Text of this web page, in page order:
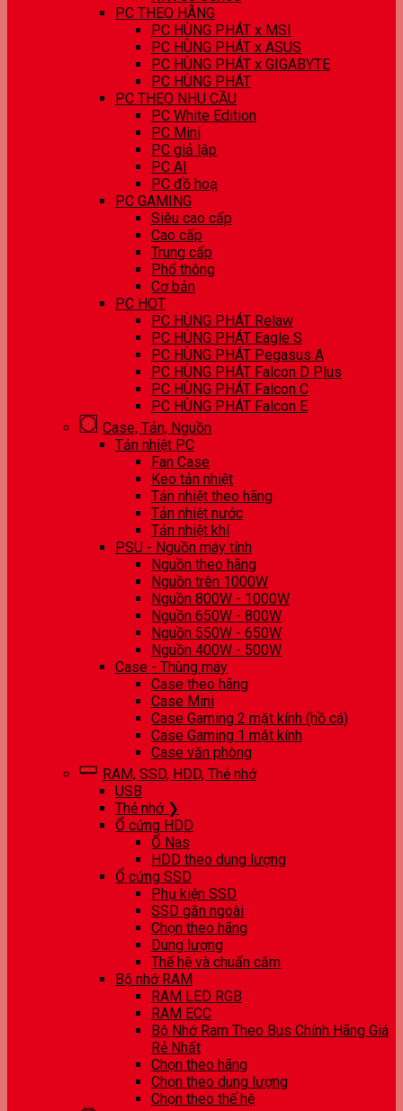
PC THEO HÃNG
PC HÙNG PHÁT x MSI
PC HÙNG PHÁT x ASUS
PC HÙNG PHÁT x GIGABYTE
PC HÙNG PHÁT
PC THEO NHU CẦU
PC White Edition
PC Mini
PC giả lập
PC AI
PC đồ hoạ
PC GAMING
Siêu cao cấp
Cao cấp
Trung cấp
Phổ thông
Cơ bản
PC HOT
PC HÙNG PHÁT Relaw
PC HÙNG PHÁT Eagle S
PC HÙNG PHÁT Pegasus A
PC HÙNG PHÁT Falcon D Plus
PC HÙNG PHÁT Falcon C
PC HÙNG PHÁT Falcon E
Case, Tản, Nguồn
Tản nhiệt PC
Fan Case
Keo tản nhiệt
Tản nhiệt theo hãng
Tản nhiệt nước
Tản nhiệt khí
PSU - Nguồn máy tính
Nguồn theo hãng
Nguồn trên 1000W
Nguồn 800W - 1000W
Nguồn 650W - 800W
Nguồn 550W - 650W
Nguồn 400W - 500W
Case - Thùng máy
Case theo hãng
Case Mini
Case Gaming 2 mặt kính (hồ cá)
Case Gaming 1 mặt kính
Case văn phòng
RAM, SSD, HDD, Thẻ nhớ
USB
Thẻ nhớ ❯
Ổ cứng HDD
Ổ Nas
HDD theo dung lượng
Ổ cứng SSD
Phụ kiện SSD
SSD gắn ngoài
Chọn theo hãng
Dung lượng
Thế hệ và chuẩn cắm
Bộ nhớ RAM
RAM LED RGB
RAM ECC
Bộ Nhớ Ram Theo Bus Chính Hãng Giá
Rẻ Nhất
Chọn theo hãng
Chọn theo dung lượng
Chọn theo thế hệ